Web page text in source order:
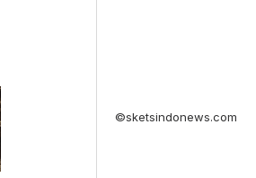
©sketsindonews.com